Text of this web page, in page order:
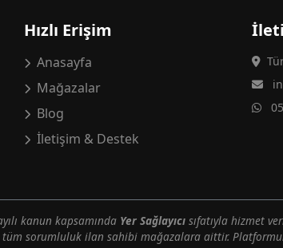
Hızlı Erişim
Anasayfa
Mağazalar
Blog
İletişim & Destek
kanun kapsamında Yer Sağlayıcı sıfatıyla hizmet
sorumluluk ilan sahibi mağazalara aittir.